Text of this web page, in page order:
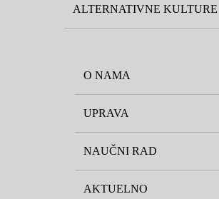
ALTERNATIVNE KULTURE
O NAMA
UPRAVA
NAUČNI RAD
AKTUELNO